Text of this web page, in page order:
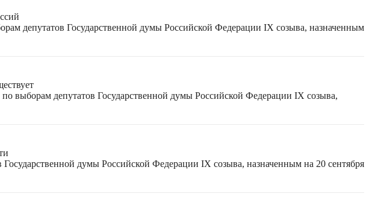
депутатов Государственной думы Российской Федерации IX созыва, назначенным
выборам депутатов Государственной думы Российской Федерации IX созыва,
думы Российской Федерации IX созыва, назначенным на 20 сентября